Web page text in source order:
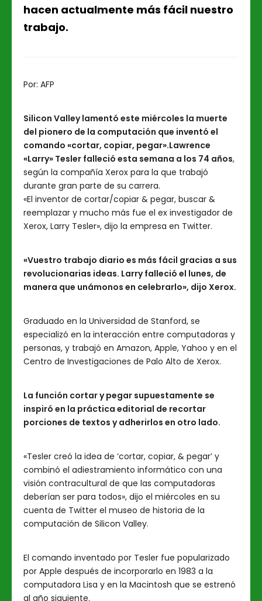
hacen actualmente más fácil nuestro
trabajo.
Por: AFP
Silicon Valley lamentó este miércoles la muerte
del pionero de la computación que inventó el
comando «cortar, copiar, pegar».Lawrence
«Larry» Tesler falleció esta semana a los 74 años,
según la compañía Xerox para la que trabajó
durante gran parte de su carrera.
«El inventor de cortar/copiar & pegar, buscar &
reemplazar y mucho más fue el ex investigador de
Xerox, Larry Tesler», dijo la empresa en Twitter.
«Vuestro trabajo diario es más fácil gracias a sus
revolucionarias ideas. Larry falleció el lunes, de
manera que unámonos en celebrarlo», dijo Xerox.
Graduado en la Universidad de Stanford, se
especializó en la interacción entre computadoras y
personas, y trabajó en Amazon, Apple, Yahoo y en el
Centro de Investigaciones de Palo Alto de Xerox.
La función cortar y pegar supuestamente se
inspiró en la práctica editorial de recortar
porciones de textos y adherirlos en otro lado.
«Tesler creó la idea de ‘cortar, copiar, & pegar’ y
combinó el adiestramiento informático con una
visión contracultural de que las computadoras
deberían ser para todos», dijo el miércoles en su
cuenta de Twitter el museo de historia de la
computación de Silicon Valley.
El comando inventado por Tesler fue popularizado
por Apple después de incorporarlo en 1983 a la
computadora Lisa y en la Macintosh que se estrenó
al año siguiente.